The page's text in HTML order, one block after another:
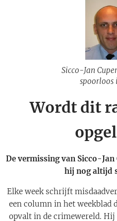
Sicco-Jan
spoorloos
Wordt dit
De vermissing van Sicco-
hij nog altijd
Elke week schrijft
een column in het weekblad
opvalt in de crimewereld. Hij